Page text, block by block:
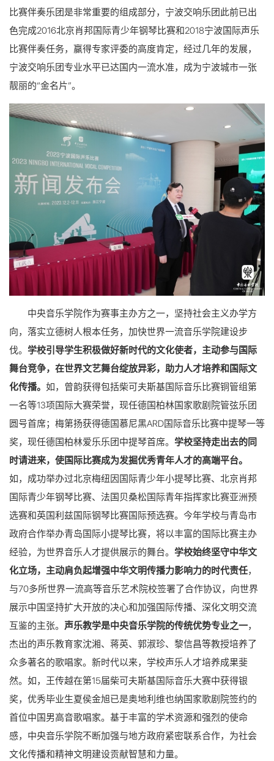
比赛伴奏乐团是非常重要的组成部分，宁波交响乐团此前已出
色完成2016北京肖邦国际青少年钢琴比赛和2018宁波国际声乐
比赛伴奏任务，赢得专家评委的高度肯定，经过几年的发展，
宁波交响乐团专业水平已达国内一流水准，成为宁波城市一张
靓丽的“金名片”。
中央音乐学院作为赛事主办方之一，坚持社会主义办学方
向，落实立德树人根本任务，加快世界一流音乐学院建设步
伐。 学校引导学生积极做好新时代的文化使者，主动参与国际
舞台竞争，在世界文艺舞台绽放异彩，助力人才培养和国际文
化传播。 如，曾韵获得包括柴可夫斯基国际音乐比赛铜管组第
一名等13项国际大赛荣誉，现任德国柏林国家歌剧院管弦乐团
圆号首席；梅第扬获得德国慕尼黑ARD国际音乐比赛中提琴一等
奖，现任德国柏林爱乐乐团中提琴首席。 学校坚持走出去的同
时请进来，使国际比赛成为发掘优秀青年人才的高端平台。
如，成功举办过北京梅纽因国际青少年小提琴比赛、北京肖邦
国际青少年钢琴比赛、法国贝桑松国际青年指挥家比赛亚洲预
选赛和英国利兹国际钢琴比赛国际预选赛。今年学校与青岛市
政府合作举办青岛国际小提琴比赛，将以丰富的国际比赛主办
经验，为世界音乐人才提供展示的舞台。 学校始终坚守中华文
化立场，主动肩负起增强中华文明传播力影响力的时代责任，
与70多所世界一流高等音乐艺术院校签署了合作协议，向世界
展示中国坚持扩大开放的决心和加强国际传播、深化文明交流
互鉴的主张。 声乐教学是中央音乐学院的传统优势专业之一，
杰出的声乐教育家沈湘、蒋英、郭淑珍、黎信昌等教授培养了
众多著名的歌唱家。新时代以来，学校声乐人才培养成果斐
然。如，王传越在第15届柴可夫斯基国际音乐大赛中获得银
奖，优秀毕业生夏侯金旭已是奥地利维也纳国家歌剧院签约的
首位中国男高音歌唱家。基于丰富的学术资源和强烈的使命
感，中央音乐学院不断加强与地方政府紧密联系合作，为社会
文化传播和精神文明建设贡献智慧和力量。